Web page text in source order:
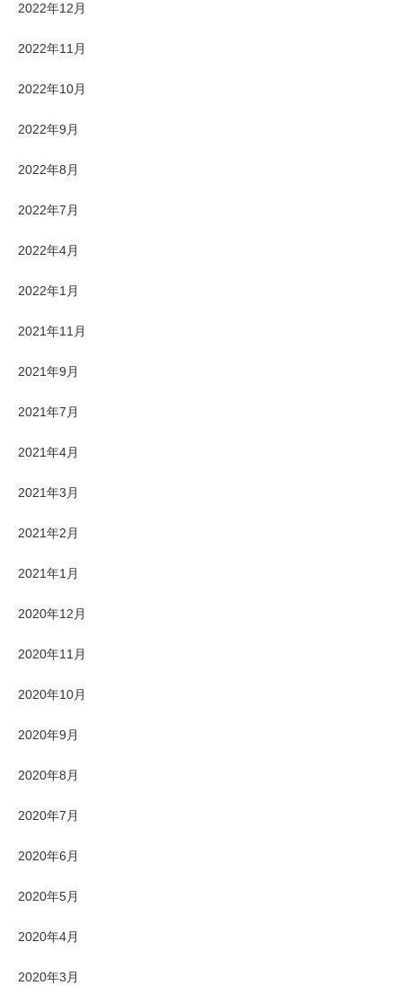
2022年12月
2022年11月
2022年10月
2022年9月
2022年8月
2022年7月
2022年4月
2022年1月
2021年11月
2021年9月
2021年7月
2021年4月
2021年3月
2021年2月
2021年1月
2020年12月
2020年11月
2020年10月
2020年9月
2020年8月
2020年7月
2020年6月
2020年5月
2020年4月
2020年3月